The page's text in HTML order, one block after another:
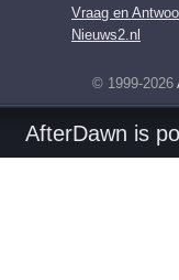
Vraag en
Nieuws2.nl
© 1999-2026
AfterDawn is